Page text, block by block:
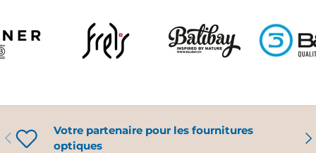
PRÉCÉDENTVotre partenaire pour les fournitures
optiques